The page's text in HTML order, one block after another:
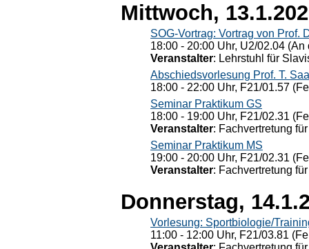
Mittwoch,
SOG-Vortrag: Vortrag von Prof.
18:00 - 20:00 Uhr, U2/02.04
Veranstalter: Lehrstuhl für
Abschiedsvorlesung Prof. T.
18:00 - 22:00 Uhr, F21/01.57
Seminar Praktikum GS
18:00 - 19:00 Uhr, F21/02.31
Veranstalter: Fachvertretung
Seminar Praktikum MS
19:00 - 20:00 Uhr, F21/02.31
Veranstalter: Fachvertretung
Donnerstag,
Vorlesung: Sportbiologie/
11:00 - 12:00 Uhr, F21/03.81